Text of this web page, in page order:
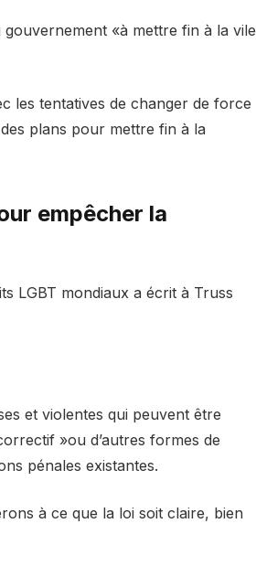
«à mettre fin à la vile
les tentatives de changer de force
plans pour mettre fin à la
empêcher la
LGBT mondiaux a écrit à Truss
et violentes qui peuvent être
»ou d’autres formes de
pénales existantes.
à ce que la loi soit claire, bien